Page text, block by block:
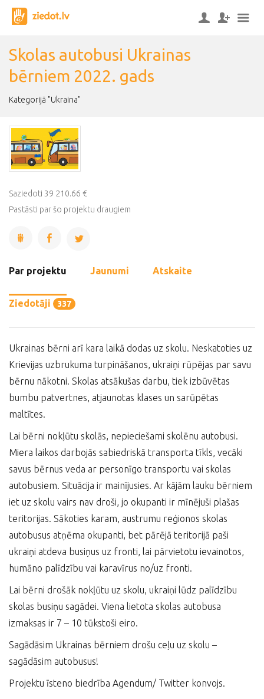
Skolas autobusi Ukrainas
bērniem 2022. gads
Kategorijā "Ukraina"
Saziedoti 39 210.66 €
Pastāsti par šo projektu draugiem
Par projektu Jaunumi Atskaite
Ziedotāji 337
Ukrainas bērni arī kara laikā dodas uz skolu. Neskatoties uz
Krievijas uzbrukuma turpināšanos, ukraiņi rūpējas par savu
bērnu nākotni. Skolas atsākušas darbu, tiek izbūvētas
bumbu patvertnes, atjaunotas klases un sarūpētas
maltītes.
Lai bērni nokļūtu skolās, nepieciešami skolēnu autobusi.
Miera laikos darbojās sabiedriskā transporta tīkls, vecāki
savus bērnus veda ar personīgo transportu vai skolas
autobusiem. Situācija ir mainījusies. Ar kājām lauku bērniem
iet uz skolu vairs nav droši, jo okupanti ir mīnējuši plašas
teritorijas. Sākoties karam, austrumu reģionos skolas
autobusus atņēma okupanti, bet pārējā teritorijā paši
ukraiņi atdeva busiņus uz fronti, lai pārvietotu ievainotos,
humāno palīdzību vai karavīrus no/uz fronti.
Lai bērni drošāk nokļūtu uz skolu, ukraiņi lūdz palīdzību
skolas busiņu sagādei. Viena lietota skolas autobusa
izmaksas ir 7 – 10 tūkstoši eiro.
Sagādāsim Ukrainas bērniem drošu ceļu uz skolu –
sagādāsim autobusus!
Projektu īsteno biedrība Agendum/ Twitter konvojs.